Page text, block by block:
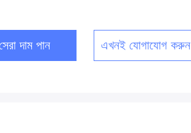
দাম পান এখনই যোগাযোগ করুন